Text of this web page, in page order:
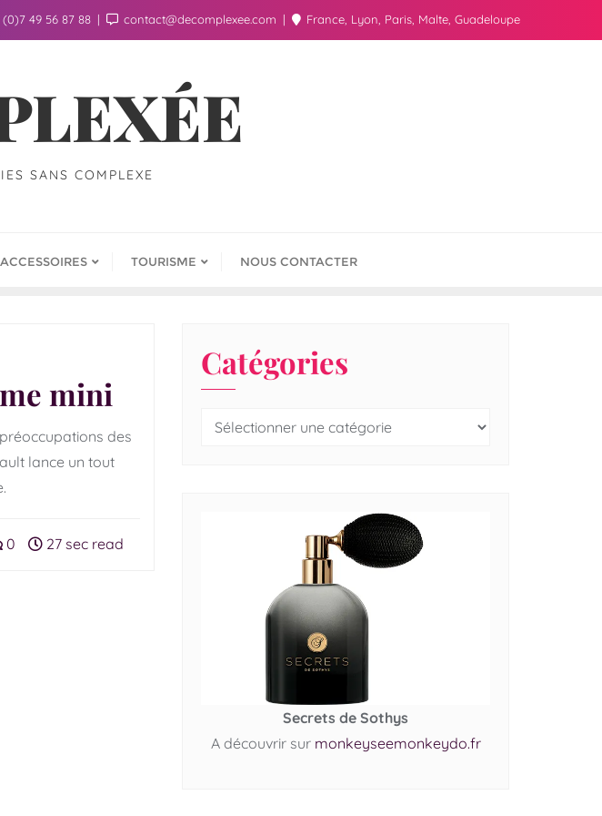
(0)7 49 56 87 88 contact@decomplexee.com France, Lyon, Paris, Malte, Guadeloupe
SANS COMPLEXE
ACCESSOIRES TOURISME NOUS CONTACTER
mini
des
lance un tout
0 27 sec read
Catégories
Secrets de Sothys
A découvrir sur monkeyseemonkeydo.fr